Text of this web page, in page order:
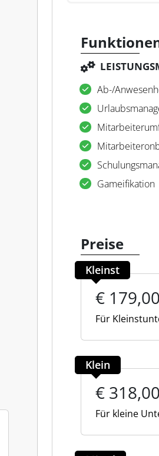
Ab-/
Gameifikation
Preise
Kleinst
€ 179,00
Für
Klein
€ 318,00
Für kleine